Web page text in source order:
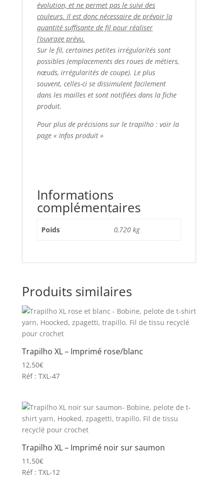
évolution, et ne permet pas le suivi des
couleurs. Il est donc nécessaire de prévoir la
quantité suffisante de fil pour réaliser
l’ouvrage prévu.
Sur le fil, certaines petites irrégularités sont
possibles (emplacements des roues de métiers,
nœuds, irrégularités de coupe). Le plus
souvent, celles-ci se dissimulent facilement
dans les mailles et sont notifiées dans la fiche
produit.
Pour plus de précisions sur le trapilho : voir la
page « Infos produit »
Informations
complémentaires
Poids 0,720 kg
Produits similaires
Trapilho XL – Imprimé rose/blanc
12,50€
Réf : TXL-47
Trapilho XL – Imprimé noir sur saumon
11,50€
Réf : TXL-12